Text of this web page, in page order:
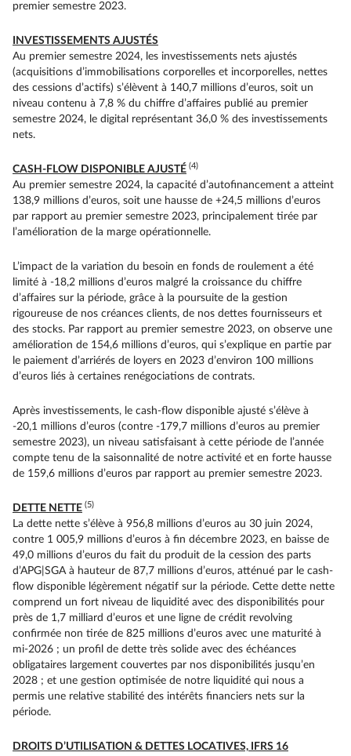
premier semestre 2023.
INVESTISSEMENTS AJUSTÉS
Au premier semestre 2024, les investissements nets ajustés
(acquisitions d’immobilisations corporelles et incorporelles, nettes
des cessions d’actifs) s’élèvent à 140,7 millions d’euros, soit un
niveau contenu à 7,8 % du chiffre d’affaires publié au premier
semestre 2024, le digital représentant 36,0 % des investissements
nets.
CASH-FLOW DISPONIBLE AJUSTÉ (4)
Au premier semestre 2024, la capacité d’autofinancement a atteint
138,9 millions d’euros, soit une hausse de +24,5 millions d’euros
par rapport au premier semestre 2023, principalement tirée par
l’amélioration de la marge opérationnelle.
L’impact de la variation du besoin en fonds de roulement a été
limité à -18,2 millions d’euros malgré la croissance du chiffre
d’affaires sur la période, grâce à la poursuite de la gestion
rigoureuse de nos créances clients, de nos dettes fournisseurs et
des stocks. Par rapport au premier semestre 2023, on observe une
amélioration de 154,6 millions d’euros, qui s’explique en partie par
le paiement d’arriérés de loyers en 2023 d’environ 100 millions
d’euros liés à certaines renégociations de contrats.
Après investissements, le cash-flow disponible ajusté s’élève à
-20,1 millions d’euros (contre -179,7 millions d’euros au premier
semestre 2023), un niveau satisfaisant à cette période de l’année
compte tenu de la saisonnalité de notre activité et en forte hausse
de 159,6 millions d’euros par rapport au premier semestre 2023.
DETTE NETTE (5)
La dette nette s’élève à 956,8 millions d’euros au 30 juin 2024,
contre 1 005,9 millions d’euros à fin décembre 2023, en baisse de
49,0 millions d’euros du fait du produit de la cession des parts
d’APG|SGA à hauteur de 87,7 millions d’euros, atténué par le cash-
flow disponible légèrement négatif sur la période. Cette dette nette
comprend un fort niveau de liquidité avec des disponibilités pour
près de 1,7 milliard d’euros et une ligne de crédit revolving
confirmée non tirée de 825 millions d’euros avec une maturité à
mi-2026 ; un profil de dette très solide avec des échéances
obligataires largement couvertes par nos disponibilités jusqu’en
2028 ; et une gestion optimisée de notre liquidité qui nous a
permis une relative stabilité des intérêts financiers nets sur la
période.
DROITS D’UTILISATION & DETTES LOCATIVES, IFRS 16